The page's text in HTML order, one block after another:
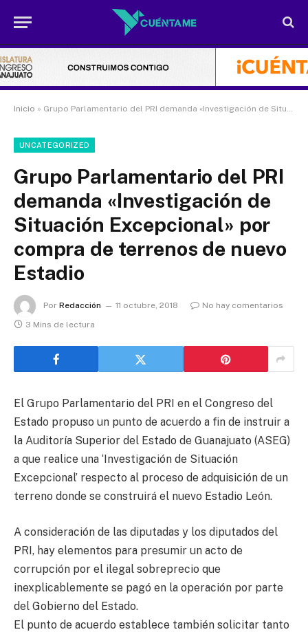
Inicio » Grupo Parlamentario del PRI demanda «Investigación de Situación Excepcional» por compra de terrenos de nuevo Estadio
UNCATEGORIZED
Grupo Parlamentario del PRI
demanda «Investigación de
Situación Excepcional» por
compra de terrenos de nuevo
Estadio
Por Redacción 11 octubre, 2018
No hay comentarios
3 Mins de lectura
El Grupo Parlamentario del PRI en el Congreso del
Estado propuso un punto de acuerdo a fin de instruir a
la Auditoría Superior del Estado de Guanajuato (ASEG)
a que realice una ‘Investigación de Situación
Excepcional’ respecto al proceso de adquisición de un
terreno donde se construirá el nuevo Estadio León.
A consideración de las diputadas y los diputados del
PRI, hay elementos para presumir un acto de
corrupción por el ilegal sobreprecio que
inexplicablemente se pagó en la operación por parte
del Gobierno del Estado.
El punto de acuerdo establece también solicitar tanto